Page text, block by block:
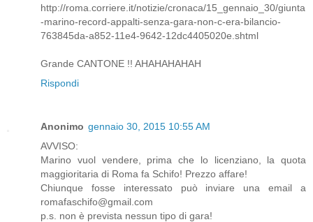
http://roma.corriere.it/notizie/cronaca/15_gennaio_30/giunta
-marino-record-appalti-senza-gara-non-c-era-bilancio-
763845da-a852-11e4-9642-12dc4405020e.shtml
Grande CANTONE !! AHAHAHAHAH
Rispondi
Anonimo gennaio 30, 2015 10:55 AM
AVVISO:
Marino vuol vendere, prima che lo licenziano, la quota
maggioritaria di Roma fa Schifo! Prezzo affare!
Chiunque fosse interessato può inviare una email a
romafaschifo@gmail.com
p.s. non è prevista nessun tipo di gara!